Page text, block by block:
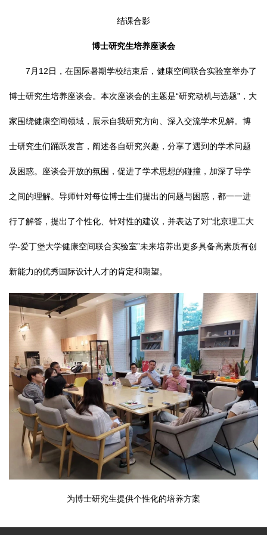
结课合影
博士研究生培养座谈会
7月12日，在国际暑期学校结束后，健康空间联合实验室举办了
博士研究生培养座谈会。本次座谈会的主题是“研究动机与选题”，大
家围绕健康空间领域，展示自我研究方向、深入交流学术见解。博
士研究生们踊跃发言，阐述各自研究兴趣，分享了遇到的学术问题
及困惑。座谈会开放的氛围，促进了学术思想的碰撞，加深了导学
之间的理解。导师针对每位博士生们提出的问题与困惑，都一一进
行了解答，提出了个性化、针对性的建议，并表达了对“北京理工大
学-爱丁堡大学健康空间联合实验室”未来培养出更多具备高素质有创
新能力的优秀国际设计人才的肯定和期望。
为博士研究生提供个性化的培养方案